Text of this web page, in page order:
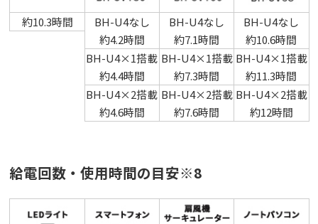
約10.3時間
BH-U4なし
約4.2時間
BH-U4×1搭載
約4.4時間
BH-U4×2搭載
約4.6時間
BH-U4なし
約7.1時間
BH-U4×1搭載
約7.3時間
BH-U4×2搭載
約7.6時間
BH-U4なし
約10.6時間
BH-U4×1搭載
約11.3時間
BH-U4×2搭載
約12時間
給電回数・使用時間の目安※8